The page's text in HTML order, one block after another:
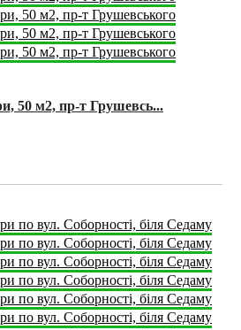
50 м2, пр-т Грушевсь...